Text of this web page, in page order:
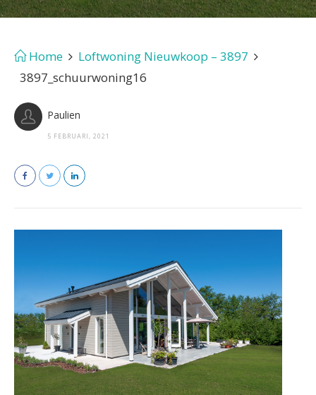
Home
Loftwoning Nieuwkoop – 3897
3897_schuurwoning16
Paulien
5 FEBRUARI, 2021